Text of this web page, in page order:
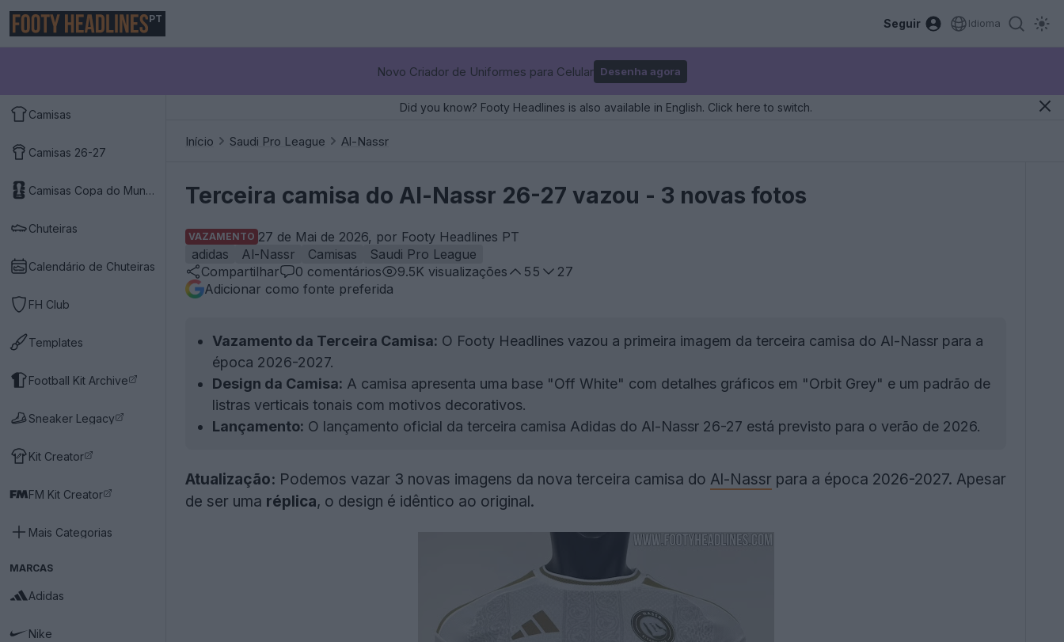
PT Seguir Idioma
Novo Criador de Uniformes para Celular Desenha agora
Camisas
Camisas 26-27
Camisas Copa do Mundo 2026
Chuteiras
Calendário de Chuteiras
FH Club
Templates
Football Kit Archive
Sneaker Legacy
Kit Creator
FM Kit Creator
Mais Categorias
MARCAS
Adidas
Nike
Did you know? Footy Headlines is also available in English. Click here to switch.
Início Saudi Pro League Al-Nassr
Terceira camisa do Al-Nassr 26-27 vazou - 3 novas fotos
VAZAMENTO 27 de Mai de 2026, por Footy Headlines PT
adidas
Al-Nassr Camisas
Saudi Pro League
Compartilhar
0 comentários 9.5K visualizações 55
27
Adicionar como fonte preferida
Vazamento da Terceira Camisa: O Footy Headlines vazou a primeira imagem da terceira camisa do Al-Nassr para a
época 2026-2027.
Design da Camisa: A camisa apresenta uma base "Off White" com detalhes gráficos em "Orbit Grey" e um padrão de
listras verticais tonais com motivos decorativos.
Lançamento: O lançamento oficial da terceira camisa Adidas do Al-Nassr 26-27 está previsto para o verão de 2026.
Atualização: Podemos vazar 3 novas imagens da nova terceira camisa do Al-Nassr para a época 2026-2027. Apesar
de ser uma réplica, o design é idêntico ao original.